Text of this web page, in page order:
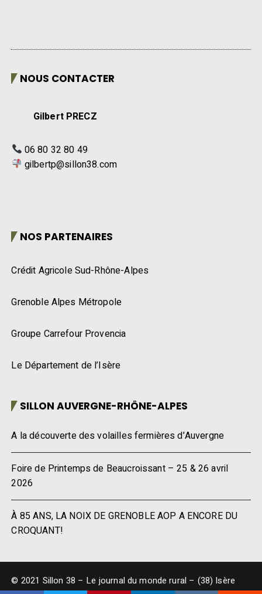
NOUS CONTACTER
Gilbert PRECZ
06 80 32 80 49
gilbertp@sillon38.com
NOS PARTENAIRES
Crédit Agricole Sud-Rhône-Alpes
Grenoble Alpes Métropole
Groupe Carrefour Provencia
Le Département de l’Isère
SILLON AUVERGNE-RHÔNE-ALPES
A la découverte des volailles fermières d’Auvergne
Foire de Printemps de Beaucroissant – 25 & 26 avril
2026
À 85 ANS, LA NOIX DE GRENOBLE AOP A ENCORE DU
CROQUANT!
© 2021 Sillon 38 – Le journal du monde rural – (38) Isère